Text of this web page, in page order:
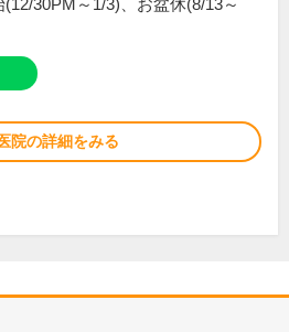
30PM～1/3)、お盆休(8/13～
院の詳細をみる